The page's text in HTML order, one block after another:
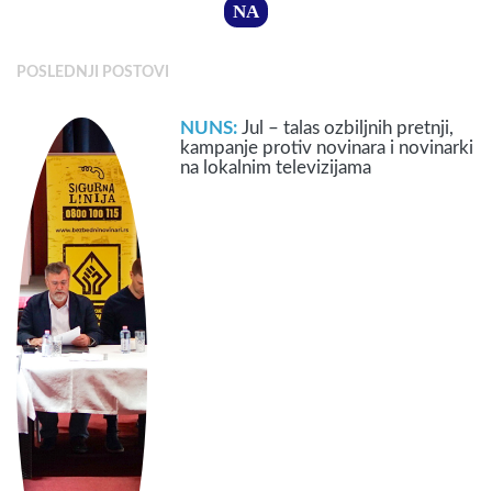
NA
POSLEDNJI POSTOVI
NUNS:Jul – talas ozbiljnih pretnji,
kampanje protiv novinara i novinarki
na lokalnim televizijama